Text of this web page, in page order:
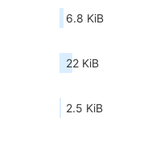
6.8 KiB
22 KiB
2.5 KiB